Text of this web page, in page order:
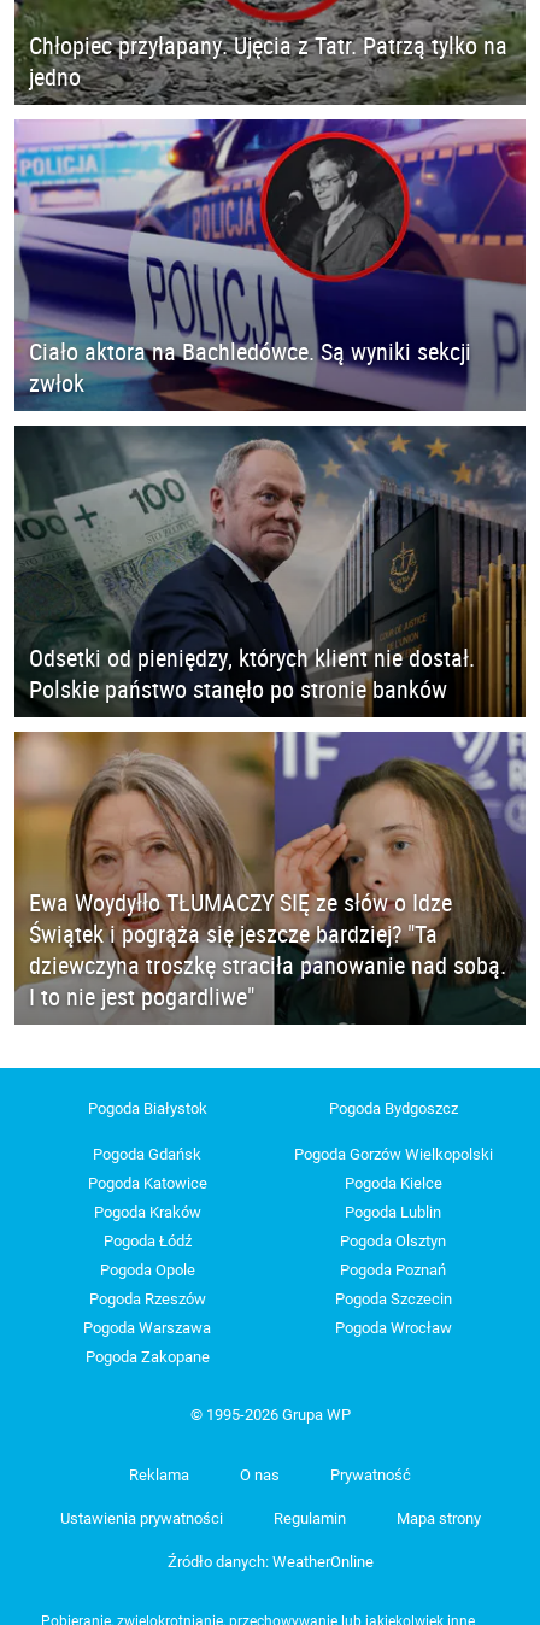
Chłopiec przyłapany. Ujęcia z Tatr. Patrzą tylko na
jedno
Ciało aktora na Bachledówce. Są wyniki sekcji
zwłok
Odsetki od pieniędzy, których klient nie dostał.
Polskie państwo stanęło po stronie banków
Ewa Woydyłło TŁUMACZY SIĘ ze słów o Idze
Świątek i pogrąża się jeszcze bardziej? "Ta
dziewczyna troszkę straciła panowanie nad sobą.
I to nie jest pogardliwe"
Pogoda Białystok Pogoda Bydgoszcz
Pogoda Gdańsk
Pogoda Gorzów Wielkopolski
Pogoda Katowice
Pogoda Kielce
Pogoda Kraków
Pogoda Lublin
Pogoda Łódź
Pogoda Olsztyn
Pogoda Opole
Pogoda Poznań
Pogoda Rzeszów
Pogoda Szczecin
Pogoda Warszawa
Pogoda Wrocław
Pogoda Zakopane
© 1995-2026 Grupa WP
Reklama O nas Prywatność
Ustawienia prywatności Regulamin Mapa strony
Źródło danych: WeatherOnline
Pobieranie, zwielokrotnianie, przechowywanie lub jakiekolwiek inne